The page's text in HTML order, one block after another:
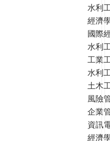
水利
經濟
國際
水利
工業
水利
土木
風險
企業
資訊
經濟